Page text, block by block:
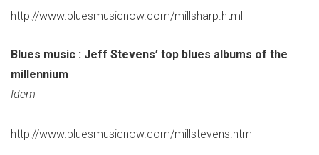
http://www.bluesmusicnow.com/millsharp.html
Blues music : Jeff Stevens’ top blues albums of the
millennium
Idem
http://www.bluesmusicnow.com/millstevens.html